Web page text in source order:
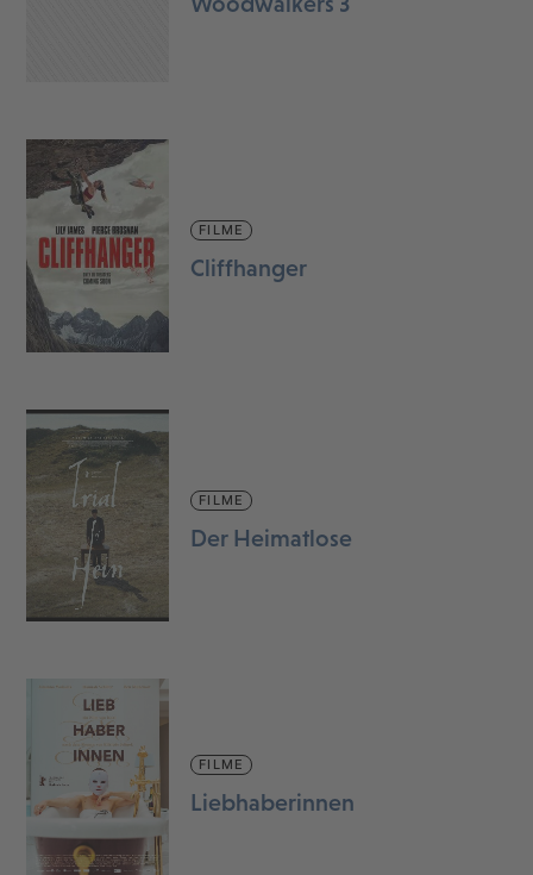
FILME
Cliffhanger
FILME
Der Heimatlose
FILME
Liebhaberinnen